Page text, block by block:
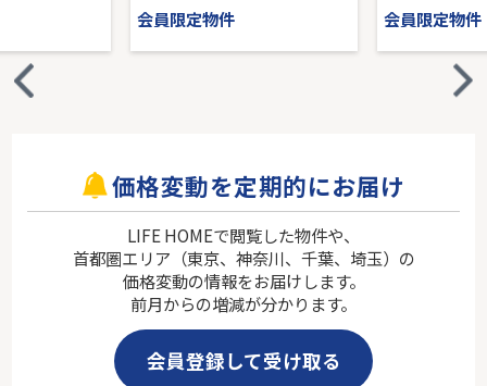
会員限定物件 会員限定物件
価格変動を定期的にお届け
LIFE HOMEで閲覧した物件や、
首都圏エリア（東京、神奈川、千葉、埼玉）の
価格変動の情報をお届けします。
前月からの増減が分かります。
会員登録して受け取る